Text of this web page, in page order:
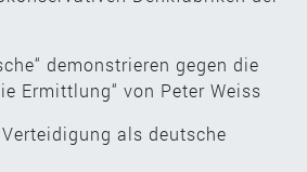
demonstrieren gegen die
Ermittlung“ von Peter Weiss
als deutsche